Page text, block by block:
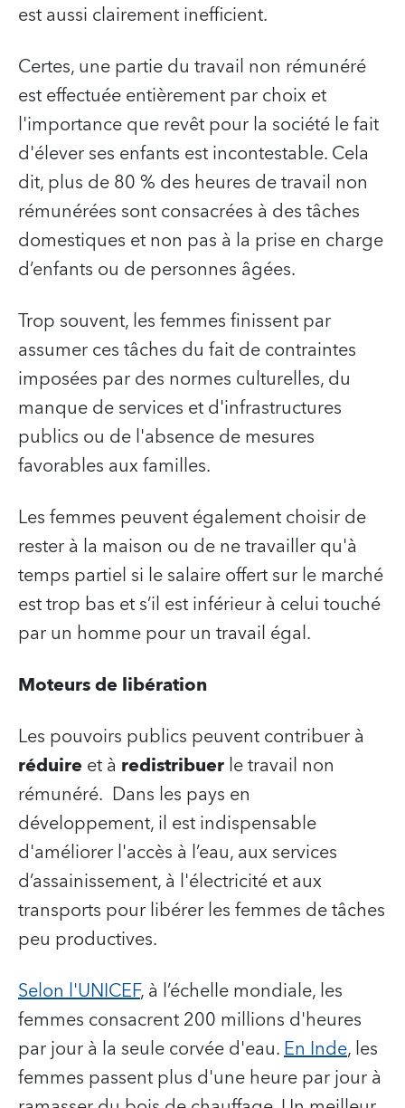
est aussi clairement inefficient.
Certes, une partie du travail non rémunéré
est effectuée entièrement par choix et
l'importance que revêt pour la société le fait
d'élever ses enfants est incontestable. Cela
dit, plus de 80 % des heures de travail non
rémunérées sont consacrées à des tâches
domestiques et non pas à la prise en charge
d’enfants ou de personnes âgées.
Trop souvent, les femmes finissent par
assumer ces tâches du fait de contraintes
imposées par des normes culturelles, du
manque de services et d'infrastructures
publics ou de l'absence de mesures
favorables aux familles.
Les femmes peuvent également choisir de
rester à la maison ou de ne travailler qu'à
temps partiel si le salaire offert sur le marché
est trop bas et s’il est inférieur à celui touché
par un homme pour un travail égal.
Moteurs de libération
Les pouvoirs publics peuvent contribuer à
réduireet à redistribuerle travail non
rémunéré. Dans les pays en
développement, il est indispensable
d'améliorer l'accès à l’eau, aux services
d’assainissement, à l'électricité et aux
transports pour libérer les femmes de tâches
peu productives.
Selon l'UNICEF, à l’échelle mondiale, les
femmes consacrent 200 millions d'heures
par jour à la seule corvée d'eau.En Inde, les
femmes passent plus d'une heure par jour à